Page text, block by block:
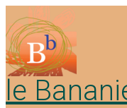
au
contenu
le